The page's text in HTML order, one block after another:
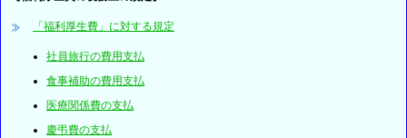
「福利厚生費」に対する規定
社員旅行の費用支払
食事補助の費用支払
医療関係費の支払
慶弔費の支払